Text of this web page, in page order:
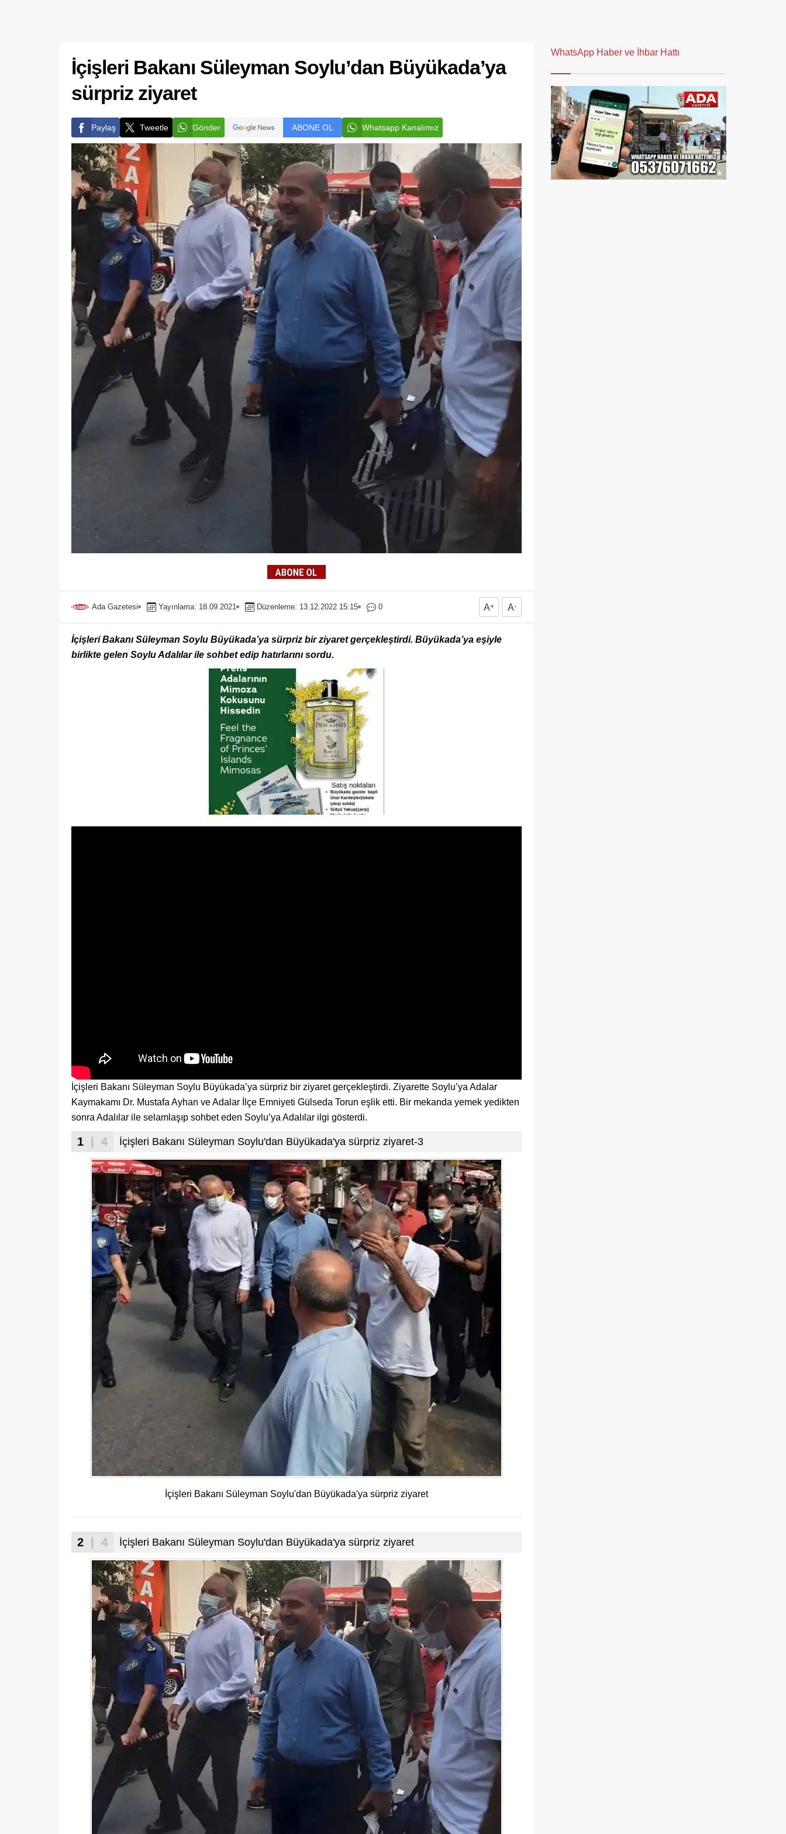
İçişleri Bakanı Süleyman Soylu’dan Büyükada’ya
sürpriz ziyaret
Paylaş Tweetle Gönder ABONE OL Whatsapp Kanalımız
Ada Gazetesi Yayınlama: 18.09.2021 Düzenleme: 13.12.2022 15:15 0 A+ A-
İçişleri Bakanı Süleyman Soylu Büyükada’ya sürpriz bir ziyaret gerçekleştirdi. Büyükada’ya eşiyle
birlikte gelen Soylu Adalılar ile sohbet edip hatırlarını sordu.
İçişleri Bakanı Süleyman Soylu Büyükada’ya sürpriz bir ziyaret gerçekleştirdi. Ziyarette Soylu’ya Adalar
Kaymakamı Dr. Mustafa Ayhan ve Adalar İlçe Emniyeti Gülseda Torun eşlik etti. Bir mekanda yemek yedikten
sonra Adalılar ile selamlaşıp sohbet eden Soylu’ya Adalılar ilgi gösterdi.
1 | 4 İçişleri Bakanı Süleyman Soylu'dan Büyükada'ya sürpriz ziyaret-3
İçişleri Bakanı Süleyman Soylu'dan Büyükada'ya sürpriz ziyaret
2 | 4 İçişleri Bakanı Süleyman Soylu'dan Büyükada'ya sürpriz ziyaret
WhatsApp Haber ve İhbar Hattı